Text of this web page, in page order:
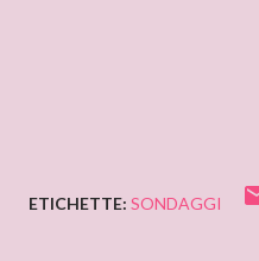
ETICHETTE: SONDAGGI